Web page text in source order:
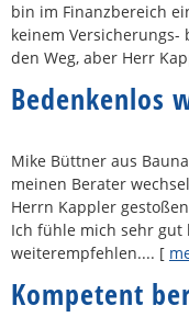
bin im Finanzbereich
keinem
den Weg, aber Herr
Bedenkenlos
Mike Büttner aus
meinen Berater
Herrn Kappler
Ich fühle mich sehr
weiterempfehlen.... [
Kompetent